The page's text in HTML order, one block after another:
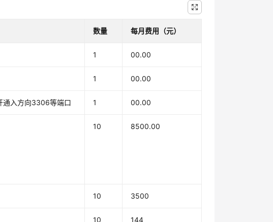
数量 每月费用（元）
1 00.00
1 00.00
通入方向3306等端口 1 00.00
10 8500.00
10 3500
10 144